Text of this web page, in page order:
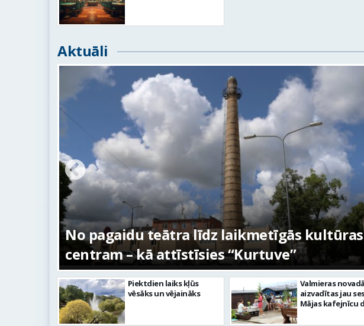
Aktuāli
No pagaidu teātra līdz laikmetīgās kultūras
centram – kā attīstīsies “Kurtuve”
Piektdien laiks kļūs
vēsāks un vējaināks
Valmieras novadā
aizvadītas jau
Mājas kafejnīcu